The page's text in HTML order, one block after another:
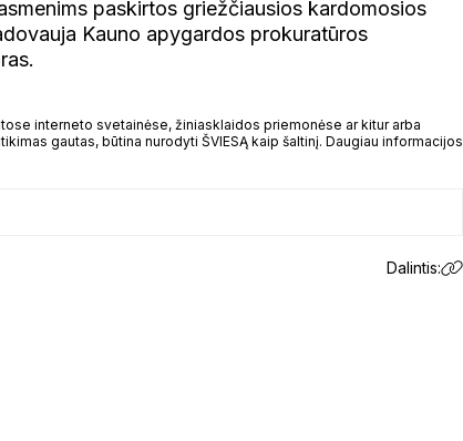
paskirtos griežčiausios kardomosios
Kauno apygardos prokuratūros
interneto svetainėse, žiniasklaidos priemonėse ar kitur arba
gautas, būtina nurodyti ŠVIESĄ kaip šaltinį. Daugiau informacijos
Dalintis: